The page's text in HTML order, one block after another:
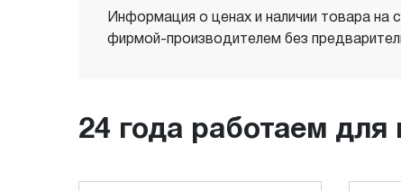
Информация о ценах и наличии товара на
фирмой-производителем без
24 года работаем для